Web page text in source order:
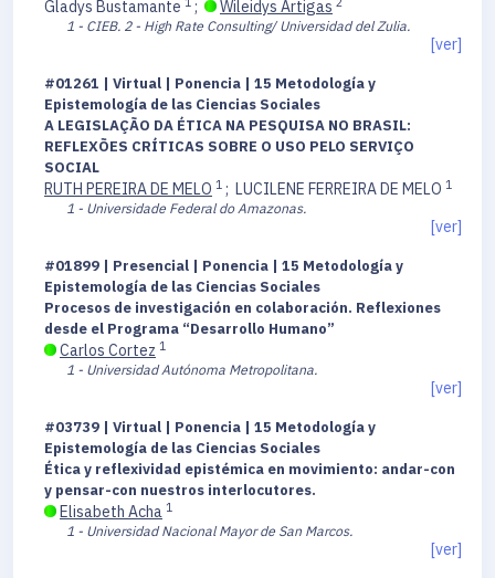
Gladys Bustamante ; Wileidys Artigas
1 - CIEB. 2 - High Rate Consulting/ Universidad del Zulia.
[ver]
#01261 | Virtual | Ponencia | 15 Metodología y
Epistemología de las Ciencias Sociales
A LEGISLAÇÃO DA ÉTICA NA PESQUISA NO BRASIL:
REFLEXÕES CRÍTICAS SOBRE O USO PELO SERVIÇO
SOCIAL
RUTH PEREIRA DE MELO 1 ; LUCILENE FERREIRA DE MELO 1
1 - Universidade Federal do Amazonas.
[ver]
#01899 | Presencial | Ponencia | 15 Metodología y
Epistemología de las Ciencias Sociales
Procesos de investigación en colaboración. Reflexiones
desde el Programa “Desarrollo Humano”
Carlos Cortez 1
1 - Universidad Autónoma Metropolitana.
[ver]
#03739 | Virtual | Ponencia | 15 Metodología y
Epistemología de las Ciencias Sociales
Ética y reflexividad epistémica en movimiento: andar-con
y pensar-con nuestros interlocutores.
Elisabeth Acha 1
1 - Universidad Nacional Mayor de San Marcos.
[ver]